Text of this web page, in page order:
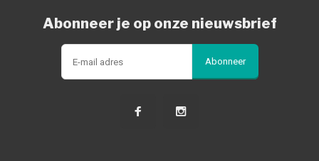
Abonneer je op onze nieuwsbrief
Abonneer